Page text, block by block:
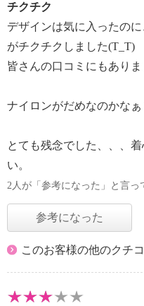
チクチク
デザインは気に入ったの
がチクチクしました(T_T)
皆さんの口コミにもありま
ナイロンがだめなのかなぁ
とても残念でした、、、
い。
2人が「参考になった」と言っ
参考になった
このお客様の他のクチ